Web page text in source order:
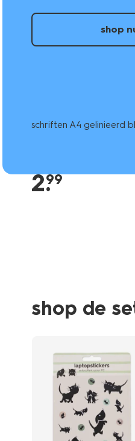
shop
schriften A4 gelinieerd
2.
99
shop de